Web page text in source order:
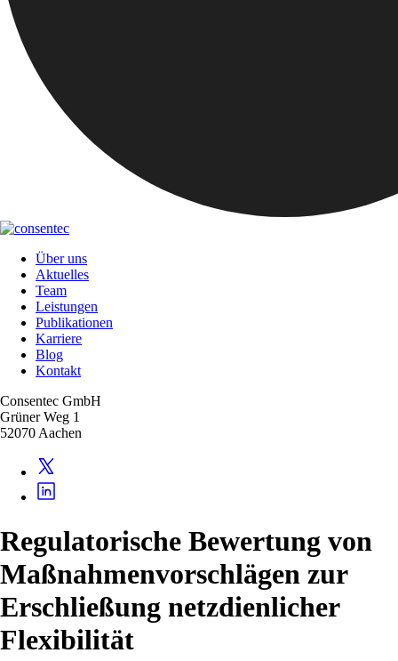
Über uns
Aktuelles
Team
Leistungen
Publikationen
Karriere
Blog
Kontakt
Consentec GmbH
Grüner Weg 1
52070 Aachen
Regulatorische Bewertung von
Maßnahmenvorschlägen zur
Erschließung netzdienlicher
Flexibilität